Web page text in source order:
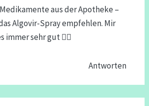
aus der Apotheke –
Algovir-Spray empfehlen. Mir
immer sehr gut 👌🏼
Antworten